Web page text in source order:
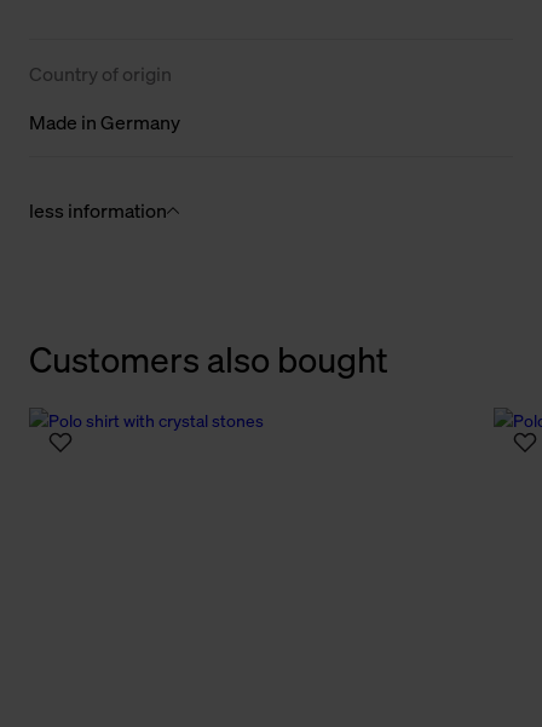
Country of origin
Made in Germany
less information
Customers also bought